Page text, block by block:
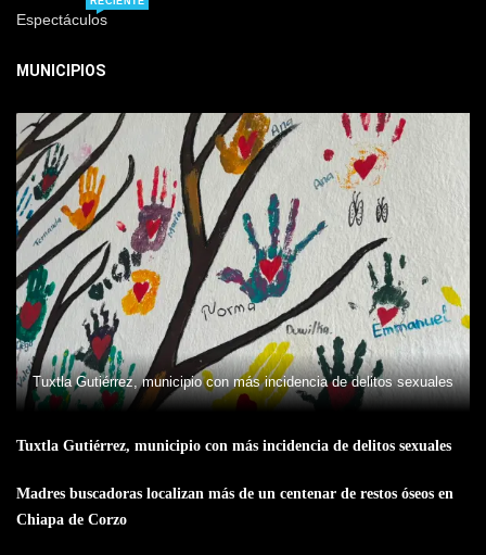
Espectáculos
MUNICIPIOS
Tuxtla Gutiérrez, municipio con más incidencia de delitos sexuales
Tuxtla Gutiérrez, municipio con más incidencia de delitos sexuales
Madres buscadoras localizan más de un centenar de restos óseos en
Chiapa de Corzo